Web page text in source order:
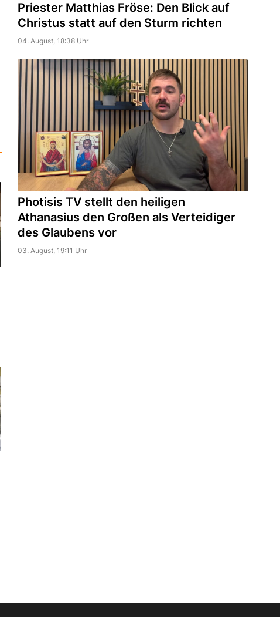
Priester Matthias Fröse: Den Blick auf
Christus statt auf den Sturm richten
04. August, 18:38 Uhr
Photisis TV stellt den heiligen
Athanasius den Großen als Verteidiger
des Glaubens vor
03. August, 19:11 Uhr